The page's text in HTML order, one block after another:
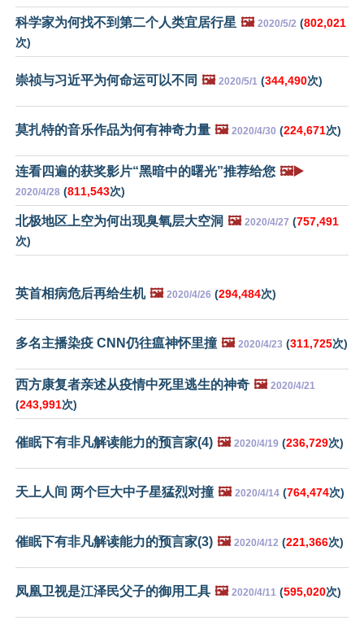
科学家为何找不到第二个人类宜居行星 🖼️ 2020/5/2 (802,021
次)
崇祯与习近平为何命运可以不同 🖼️ 2020/5/1 (344,490次)
莫扎特的音乐作品为何有神奇力量 🖼️ 2020/4/30 (224,671次)
连看四遍的获奖影片“黑暗中的曙光”推荐给您 🖼️▶️
2020/4/28 (811,543次)
北极地区上空为何出现臭氧层大空洞 🖼️ 2020/4/27 (757,491
次)
英首相病危后再给生机 🖼️ 2020/4/26 (294,484次)
多名主播染疫 CNN仍往瘟神怀里撞 🖼️ 2020/4/23 (311,725次)
西方康复者亲述从疫情中死里逃生的神奇 🖼️ 2020/4/21
(243,991次)
催眠下有非凡解读能力的预言家(4) 🖼️ 2020/4/19 (236,729次)
天上人间 两个巨大中子星猛烈对撞 🖼️ 2020/4/14 (764,474次)
催眠下有非凡解读能力的预言家(3) 🖼️ 2020/4/12 (221,366次)
凤凰卫视是江泽民父子的御用工具 🖼️ 2020/4/11 (595,020次)